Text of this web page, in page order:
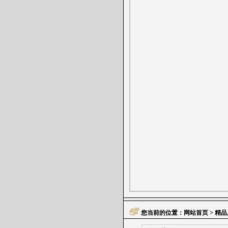
您当前的位置： 网站首页 > 精